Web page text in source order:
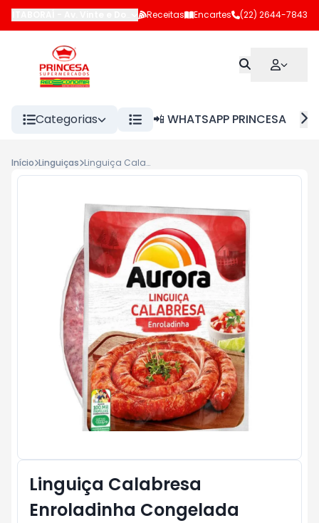
Av. Vinte e Dois de Maio,Itaboraí-RJ
Receitas Encartes (22) 2644-7843
Categorias 📲 WHATSAPP PRINCESA
Início Linguiças Linguiça Calabresa Enroladinha Congelada Aurora 700g <<< ANALISE >>>
Linguiça Calabresa
Enroladinha Congelada